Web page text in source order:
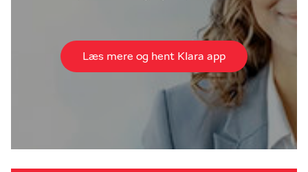
Læs mere og hent Klara app